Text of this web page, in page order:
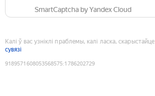
SmartCaptcha by Yandex Cloud
Калі ў вас узніклі праблемы, калі ласка, скарыстайце
сувязі
9189571608053568575:1786202729